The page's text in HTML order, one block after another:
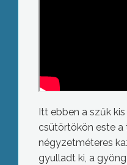
Itt ebben a szűk
csütörtökön este a
négyzetméteres
gyulladt ki, a